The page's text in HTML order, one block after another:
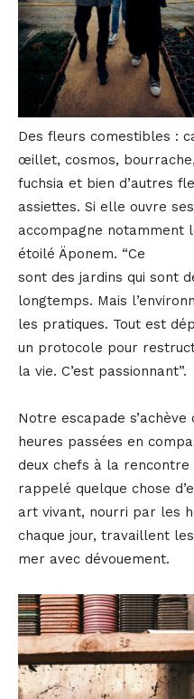
Des fleurs comestibles :
œillet, cosmos,
fuchsia et bien d’autres
assiettes. Si elle ouvre
accompagne notamment
étoilé Äponem. “Ce
sont des jardins qui sont
longtemps. Mais
les pratiques. Tout est
un protocole pour
la vie. C’est passionnant”.
Notre escapade s’achève
heures passées en
deux chefs à la
rappelé quelque chose
art vivant, nourri par les
chaque jour, travaillent
mer avec dévouement.